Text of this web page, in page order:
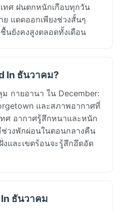
ทศ ฝนตกหนักเกือบทุกวัน
แดดออกเพียงช่วงสั้นๆ
นยังคงสูงตลอดทั้งเดือน
In ธันวาคม?
กายอานา ใน December:
และสภาพอากาศที่
ศ อากาศรู้สึกหนาและหนัก
ช่วงพักผ่อนในตอนกลางคืน
งและเขตร้อนจะรู้สึกอึดอัด
ธันวาคม